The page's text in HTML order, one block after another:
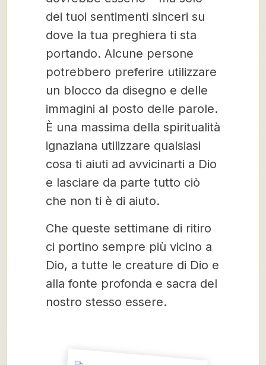
dei tuoi sentimenti sinceri su
dove la tua preghiera ti sta
portando. Alcune persone
potrebbero preferire utilizzare
un blocco da disegno e delle
immagini al posto delle parole.
È una massima della spiritualità
ignaziana utilizzare qualsiasi
cosa ti aiuti ad avvicinarti a Dio
e lasciare da parte tutto ciò
che non ti è di aiuto.
Che queste settimane di ritiro
ci portino sempre più vicino a
Dio, a tutte le creature di Dio e
alla fonte profonda e sacra del
nostro stesso essere.